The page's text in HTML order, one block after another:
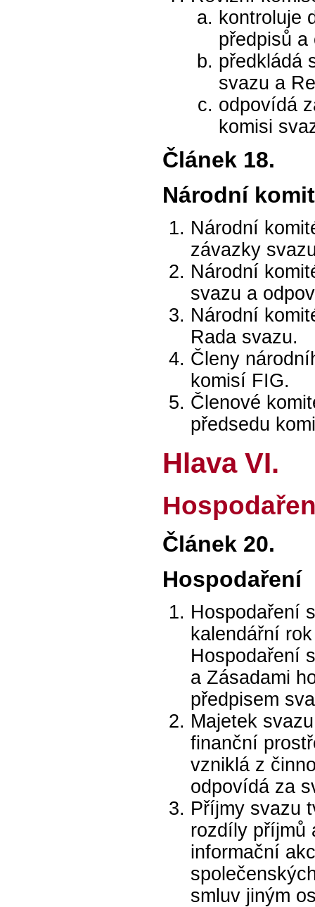
kontroluje
předpisů a
předkládá
svazu a
odpovídá
komisi
Článek 18.
Národní
Národní
závazky
Národní
svazu a
Národní
Rada svazu.
Členy
komisí FIG.
Členové
předsedu
Hlava VI.
Článek 20.
Hospodaření
Hospodaření
kalendářní
Hospodaření
a Zásadami
předpisem
Majetek
finanční
vzniklá z
odpovídá za
Příjmy svazu
rozdíly příjmů
informační
smluv jiným